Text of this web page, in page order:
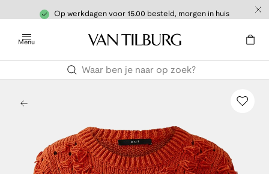
Op werkdagen voor 15.00 besteld, morgen in huis
Menu